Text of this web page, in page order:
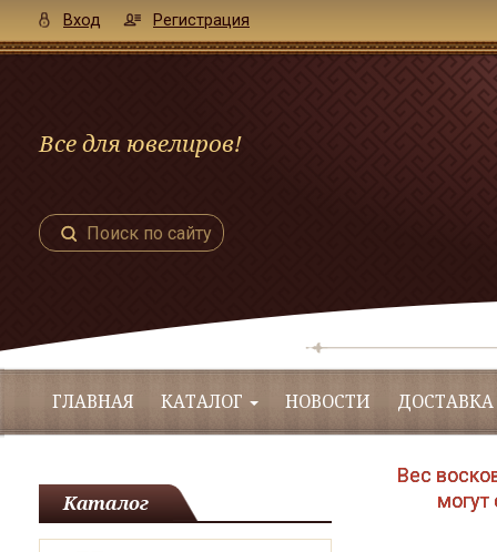
Вход Регистрация
Все для ювелиров!
Поиск по сайту
ГЛАВНАЯ КАТАЛОГ НОВОСТИ
Вес
могут
Каталог